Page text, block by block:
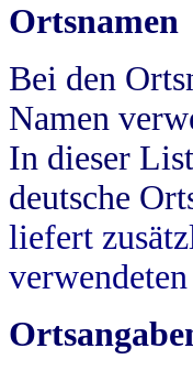
Ortsnamen
Bei den
Namen
In dieser
deutsche
liefert